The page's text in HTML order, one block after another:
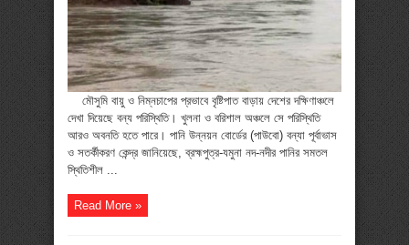
মৌসুমি বায়ু ও নিম্নচাপের প্রভাবে বৃষ্টিপাত বাড়ায় দেশের দক্ষিণাঞ্চলে
দেখা দিয়েছে বন্য পরিস্থিতি। খুলনা ও বরিশাল অঞ্চলে সে পরিস্থিতি
আরও অবনতি হতে পারে। পানি উন্নয়ন বোর্ডের (পাউবো) বন্যা পূর্বাভাস
ও সতর্কীকরণ কেন্দ্র জানিয়েছে, ব্রহ্মপুত্র-যমুনা নদ-নদীর পানির সমতল
স্থিতিশীল ...
Read More »